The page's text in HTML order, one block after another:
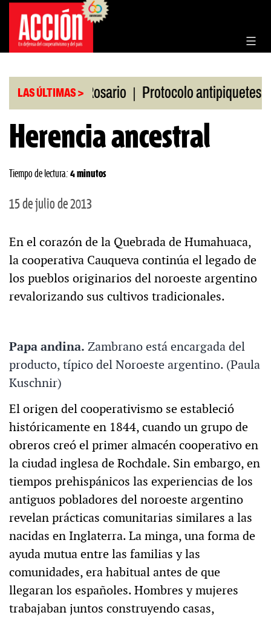
Saltar
contenido
LAS ÚLTIMAS >
Bolsa de Rosario | Protocolo antipiquetes |
Herencia ancestral
Tiempo de lectura: 4 minutos
15 de julio de 2013
En el corazón de la Quebrada de Humahuaca,
la cooperativa Cauqueva continúa el legado de
los pueblos originarios del noroeste argentino
revalorizando sus cultivos tradicionales.
Papa andina. Zambrano está encargada del
producto, típico del Noroeste argentino. (Paula
Kuschnir)
El origen del cooperativismo se estableció
históricamente en 1844, cuando un grupo de
obreros creó el primer almacén cooperativo en
la ciudad inglesa de Rochdale. Sin embargo, en
tiempos prehispánicos las experiencias de los
antiguos pobladores del noroeste argentino
revelan prácticas comunitarias similares a las
nacidas en Inglaterra. La minga, una forma de
ayuda mutua entre las familias y las
comunidades, era habitual antes de que
llegaran los españoles. Hombres y mujeres
trabajaban juntos construyendo casas,